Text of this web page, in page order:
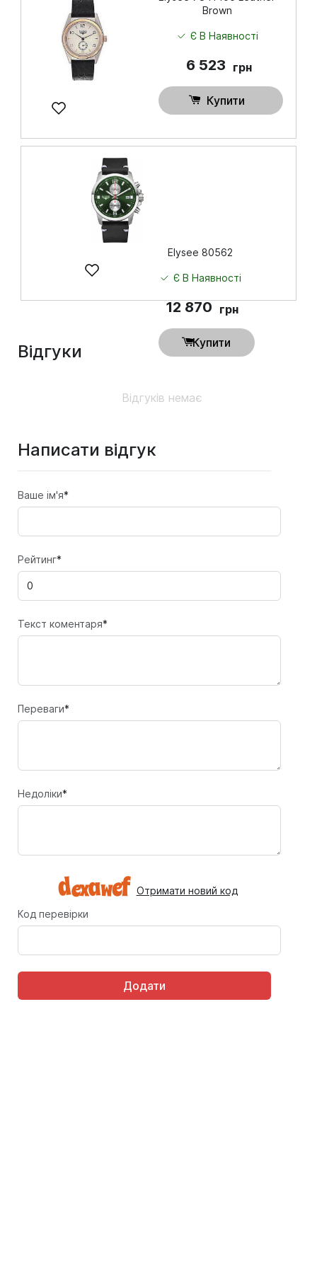
Купити
Brown
Є В Наявності
6 523 грн
Купити
Elysee 80562
Є В Наявності
12 870 грн
Купити
Відгуки
Відгуків немає
Написати відгук
Ваше ім'я*
Рейтинг*
Текст коментаря*
Переваги*
Недоліки*
Отримати новий код
Код перевірки